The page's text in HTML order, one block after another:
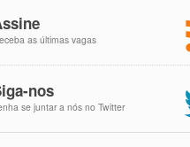
as últimas vagas
nos
se juntar a nós no Twitter